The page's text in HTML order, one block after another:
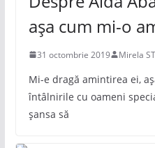
așa cum mi-o
31 octombrie 2019 Mirela
Mi-e dragă amintirea ei,
întâlnirile cu oameni
șansa să